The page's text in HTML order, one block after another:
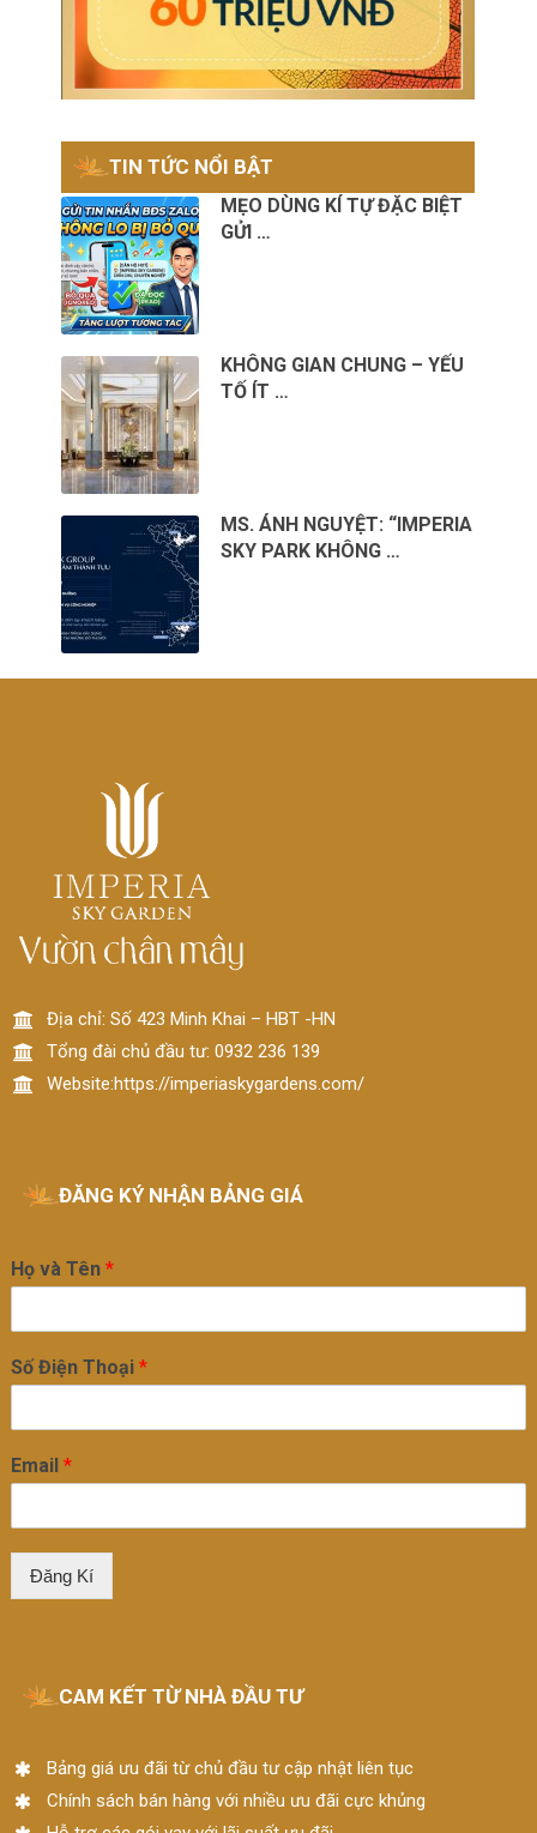
TIN TỨC NỔI BẬT
MẸO DÙNG KÍ TỰ ĐẶC BIỆT
GỬI …
KHÔNG GIAN CHUNG – YẾU
TỐ ÍT …
MS. ÁNH NGUYỆT: “IMPERIA
SKY PARK KHÔNG …
Địa chỉ: Số 423 Minh Khai – HBT -HN
Tổng đài chủ đầu tư: 0932 236 139
Website:https://imperiaskygardens.com/
ĐĂNG KÝ NHẬN BẢNG GIÁ
Họ và Tên *
Số Điện Thoại *
Email *
Đăng Kí
CAM KẾT TỪ NHÀ ĐẦU TƯ
Bảng giá ưu đãi từ chủ đầu tư cập nhật liên tục
Chính sách bán hàng với nhiều ưu đãi cực khủng